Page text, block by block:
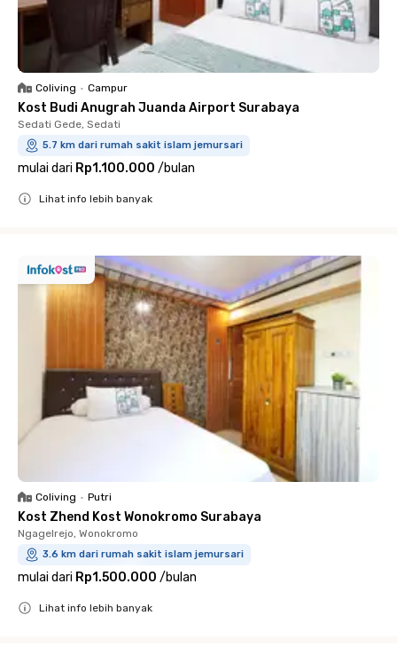
Coliving • Campur
Kost Budi Anugrah Juanda Airport Surabaya
Sedati Gede, Sedati
5.7 km dari rumah sakit islam jemursari
mulai dari Rp1.100.000 /bulan
Lihat info lebih banyak
Coliving • Putri
Kost Zhend Kost Wonokromo Surabaya
Ngagelrejo, Wonokromo
3.6 km dari rumah sakit islam jemursari
mulai dari Rp1.500.000 /bulan
Lihat info lebih banyak